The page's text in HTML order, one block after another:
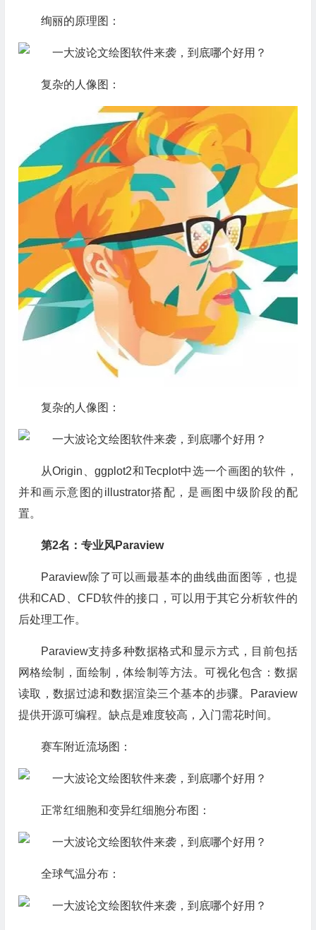
绚丽的原理图：
复杂的人像图：
复杂的人像图：
从Origin、ggplot2和Tecplot中选一个画图的软件，
并和画示意图的illustrator搭配，是画图中级阶段的配
置。
第2名：专业风Paraview
Paraview除了可以画最基本的曲线曲面图等，也提
供和CAD、CFD软件的接口，可以用于其它分析软件的
后处理工作。
Paraview支持多种数据格式和显示方式，目前包括
网格绘制，面绘制，体绘制等方法。可视化包含：数据
读取，数据过滤和数据渲染三个基本的步骤。Paraview
提供开源可编程。缺点是难度较高，入门需花时间。
赛车附近流场图：
正常红细胞和变异红细胞分布图：
全球气温分布：